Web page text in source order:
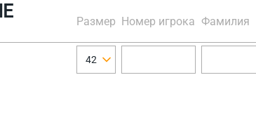
Размер Номер игрока Фамилия
42